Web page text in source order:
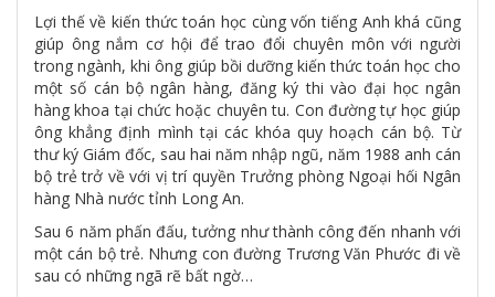
Lợi thế về kiến thức toán học cùng vốn tiếng Anh khá cũng
giúp ông nắm cơ hội để trao đổi chuyên môn với người
trong ngành, khi ông giúp bồi dưỡng kiến thức toán học cho
một số cán bộ ngân hàng, đăng ký thi vào đại học ngân
hàng khoa tại chức hoặc chuyên tu. Con đường tự học giúp
ông khẳng định mình tại các khóa quy hoạch cán bộ. Từ
thư ký Giám đốc, sau hai năm nhập ngũ, năm 1988 anh cán
bộ trẻ trở về với vị trí quyền Trưởng phòng Ngoại hối Ngân
hàng Nhà nước tỉnh Long An.
Sau 6 năm phấn đấu, tưởng như thành công đến nhanh với
một cán bộ trẻ. Nhưng con đường Trương Văn Phước đi về
sau có những ngã rẽ bất ngờ…